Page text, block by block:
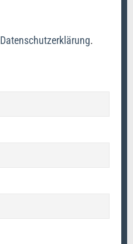
Datenschutzerklärung.